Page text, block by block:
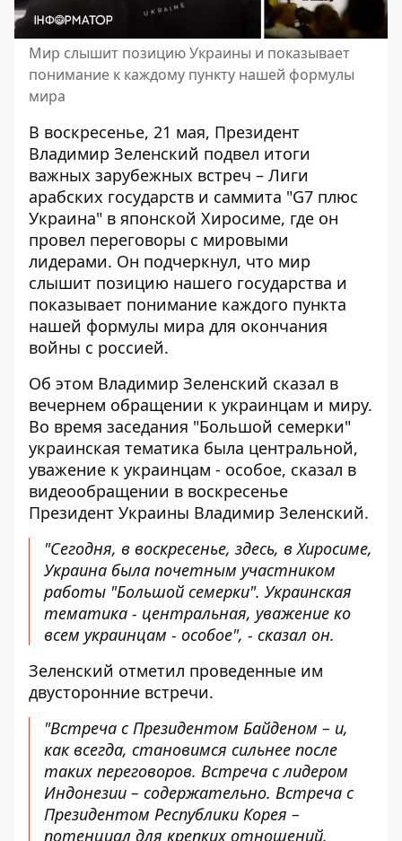
Мир слышит позицию Украины и показывает
понимание к каждому пункту нашей формулы
мира
В воскресенье, 21 мая, Президент
Владимир Зеленский подвел итоги
важных зарубежных встреч – Лиги
арабских государств и саммита "G7 плюс
Украина" в японской Хиросиме, где он
провел переговоры с мировыми
лидерами. Он подчеркнул, что мир
слышит позицию нашего государства и
показывает понимание каждого пункта
нашей формулы мира для окончания
войны с россией.
Об этом Владимир Зеленский сказал в
вечернем обращении к украинцам и миру.
Во время заседания "Большой семерки"
украинская тематика была центральной,
уважение к украинцам - особое, сказал в
видеообращении в воскресенье
Президент Украины Владимир Зеленский.
"Сегодня, в воскресенье, здесь, в Хиросиме,
Украина была почетным участником
работы "Большой семерки". Украинская
тематика - центральная, уважение ко
всем украинцам - особое", - сказал он.
Зеленский отметил проведенные им
двусторонние встречи.
"Встреча с Президентом Байденом – и,
как всегда, становимся сильнее после
таких переговоров. Встреча с лидером
Индонезии – содержательно. Встреча с
Президентом Республики Корея –
потенциал для крепких отношений.